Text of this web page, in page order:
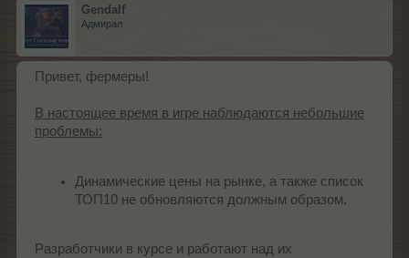
Gendalf
Адмирал
Привет, фермеры!
В настоящее время в игре наблюдаются небольшие
проблемы:
Динамические цены на рынке, а также список
ТОП10 не обновляются должным образом.
Разработчики в курсе и работают над их